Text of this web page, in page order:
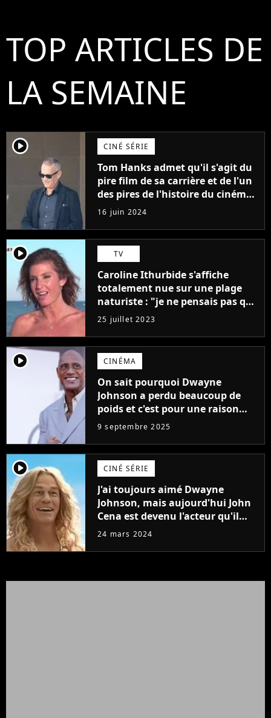
TOP ARTICLES DE
LA SEMAINE
player2 CINÉ SÉRIE
Tom Hanks admet qu'il s'agit du
pire film de sa carrière et de l'un
des pires de l'histoire du cinéma :
"L'un des films les plus
médiocres jamais réalisés"
16 juin 2024
player2 TV
Caroline Ithurbide s'affiche
totalement nue sur une plage
naturiste : "je ne pensais pas que
j'arriverais à le faire..."
25 juillet 2023
player2 CINÉMA
On sait pourquoi Dwayne
Johnson a perdu beaucoup de
poids et c'est pour une raison
importante
9 septembre 2025
player2 CINÉ SÉRIE
J'ai toujours aimé Dwayne
Johnson, mais aujourd'hui John
Cena est devenu l'acteur qu'il
rêvait d'être (et Ricky Stanicky le
24 mars 2024